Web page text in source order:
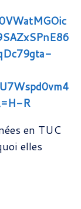
R
en TUC
elles